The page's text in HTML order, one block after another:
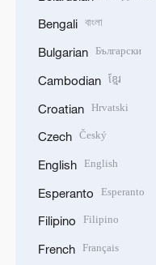
Bengali বাংলা
Bulgarian Български
Cambodian ខ្មែរ
Croatian Hrvatski
Czech Český
English English
Esperanto Esperanto
Filipino Filipino
French Français